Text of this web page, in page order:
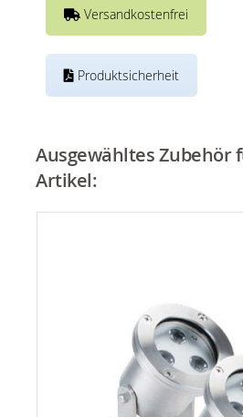
Versandkostenfrei
Produktsicherheit
Ausgewähltes Zubehör
Artikel: